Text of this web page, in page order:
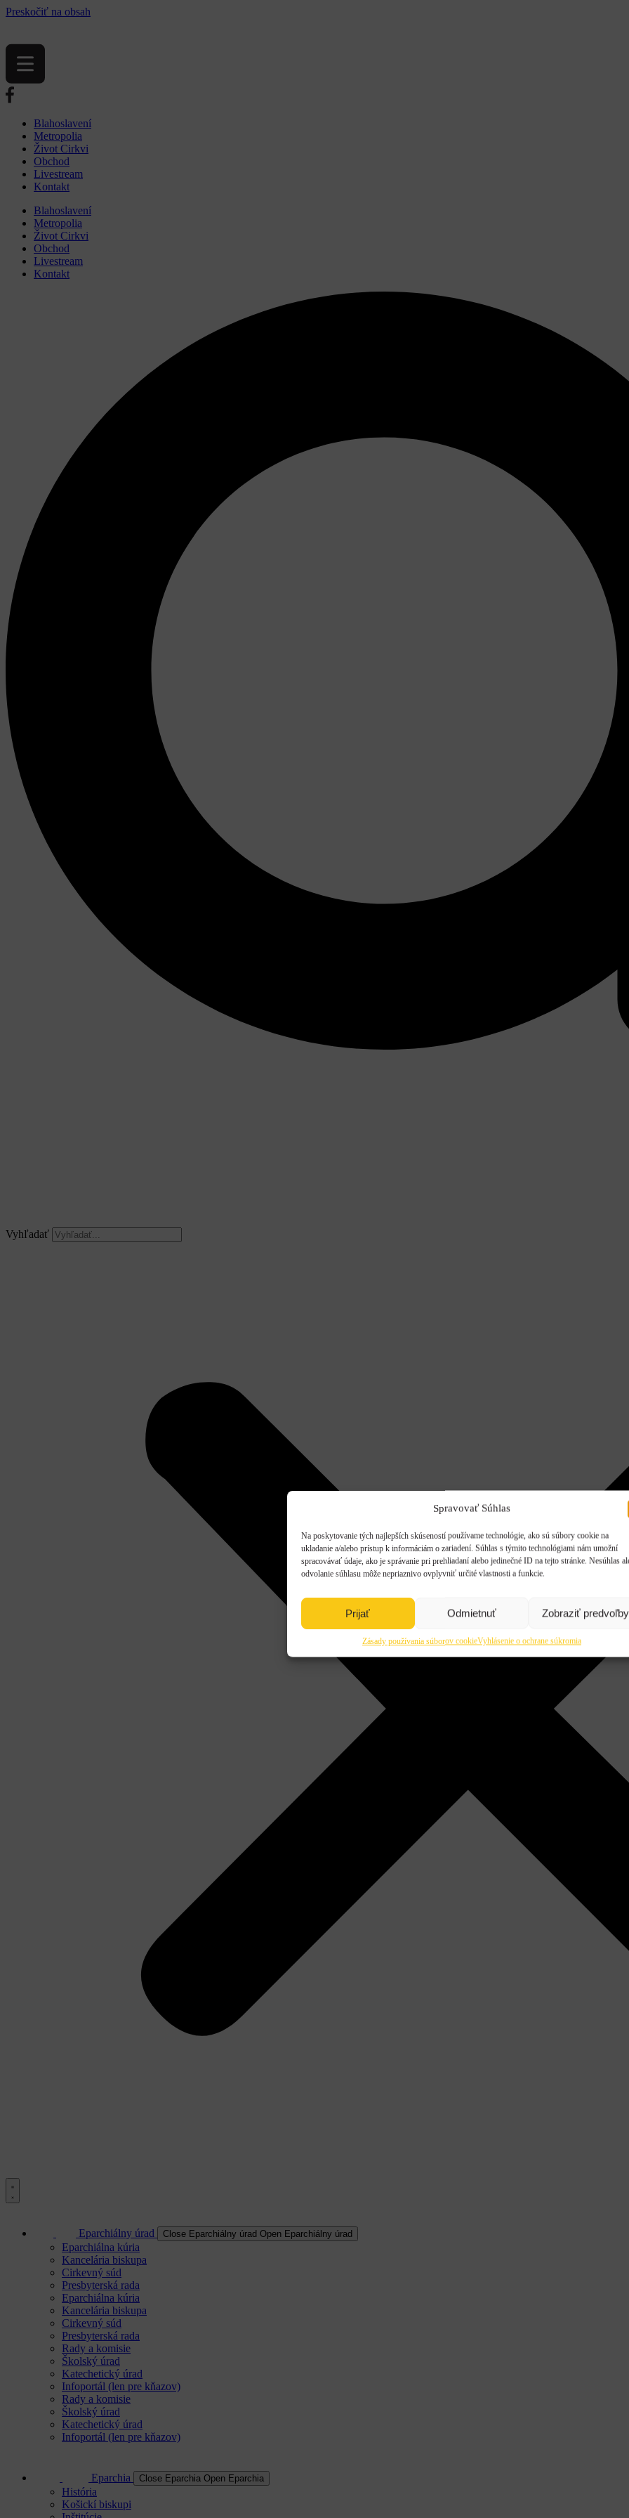
Spravovať Súhlas
Na poskytovanie tých najlepších skúseností používame technológie, ako sú súbory cookie na
ukladanie a/alebo prístup k informáciám o zariadení. Súhlas s týmito technológiami nám umožní
spracovávať údaje, ako je správanie pri prehliadaní alebo jedinečné ID na tejto stránke. Nesúhlas
odvolanie súhlasu môže nepriaznivo ovplyvniť určité vlastnosti a funkcie.
Prijať Odmietnuť Zobraziť predvoľby
Zásady používania súborov cookieVyhlásenie o ochrane súkromia
Preskočiť na obsah
Blahoslavení
Metropolia
Život Cirkvi
Obchod
Livestream
Kontakt
Blahoslavení
Metropolia
Život Cirkvi
Obchod
Livestream
Kontakt
Vyhľadať
Eparchiálny úrad Close Eparchiálny úrad Open Eparchiálny úrad
Eparchiálna kúria
Kancelária biskupa
Cirkevný súd
Presbyterská rada
Eparchiálna kúria
Kancelária biskupa
Cirkevný súd
Presbyterská rada
Rady a komisie
Školský úrad
Katechetický úrad
Infoportál (len pre kňazov)
Rady a komisie
Školský úrad
Katechetický úrad
Infoportál (len pre kňazov)
Eparchia Close Eparchia Open Eparchia
História
Košickí biskupi